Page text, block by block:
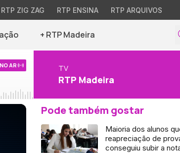
RTP ZIG ZAG RTP ENSINA RTP ARQUIVOS
+ RTP Madeira
NO AR TV
RTP Madeira
Pode também gostar
Maioria dos alunos
reapreciação de
conseguiu subir a